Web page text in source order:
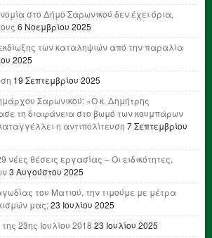
στο Δήμο Σαρωνικού δεν έχει όρια,
6 Νοεμβρίου 2025
των καταληψιών από την παραλία
2025
19 Σεπτεμβρίου 2025
Σαρωνικού: «Ο κ. Δημήτρης
τη διαφάνεια στο βωμό των κουμπάρων
η αντιπολίτευση 7 Σεπτεμβρίου
νέες θέσεις εργασίας – Οι ειδικότητες,
3 Αυγούστου 2025
του Ματιού, την τιμούμε με μέτρα
μας;23 Ιουλίου 2025
23ης Ιουλίου 2018 23 Ιουλίου 2025